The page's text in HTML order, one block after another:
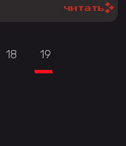
читать
18 19